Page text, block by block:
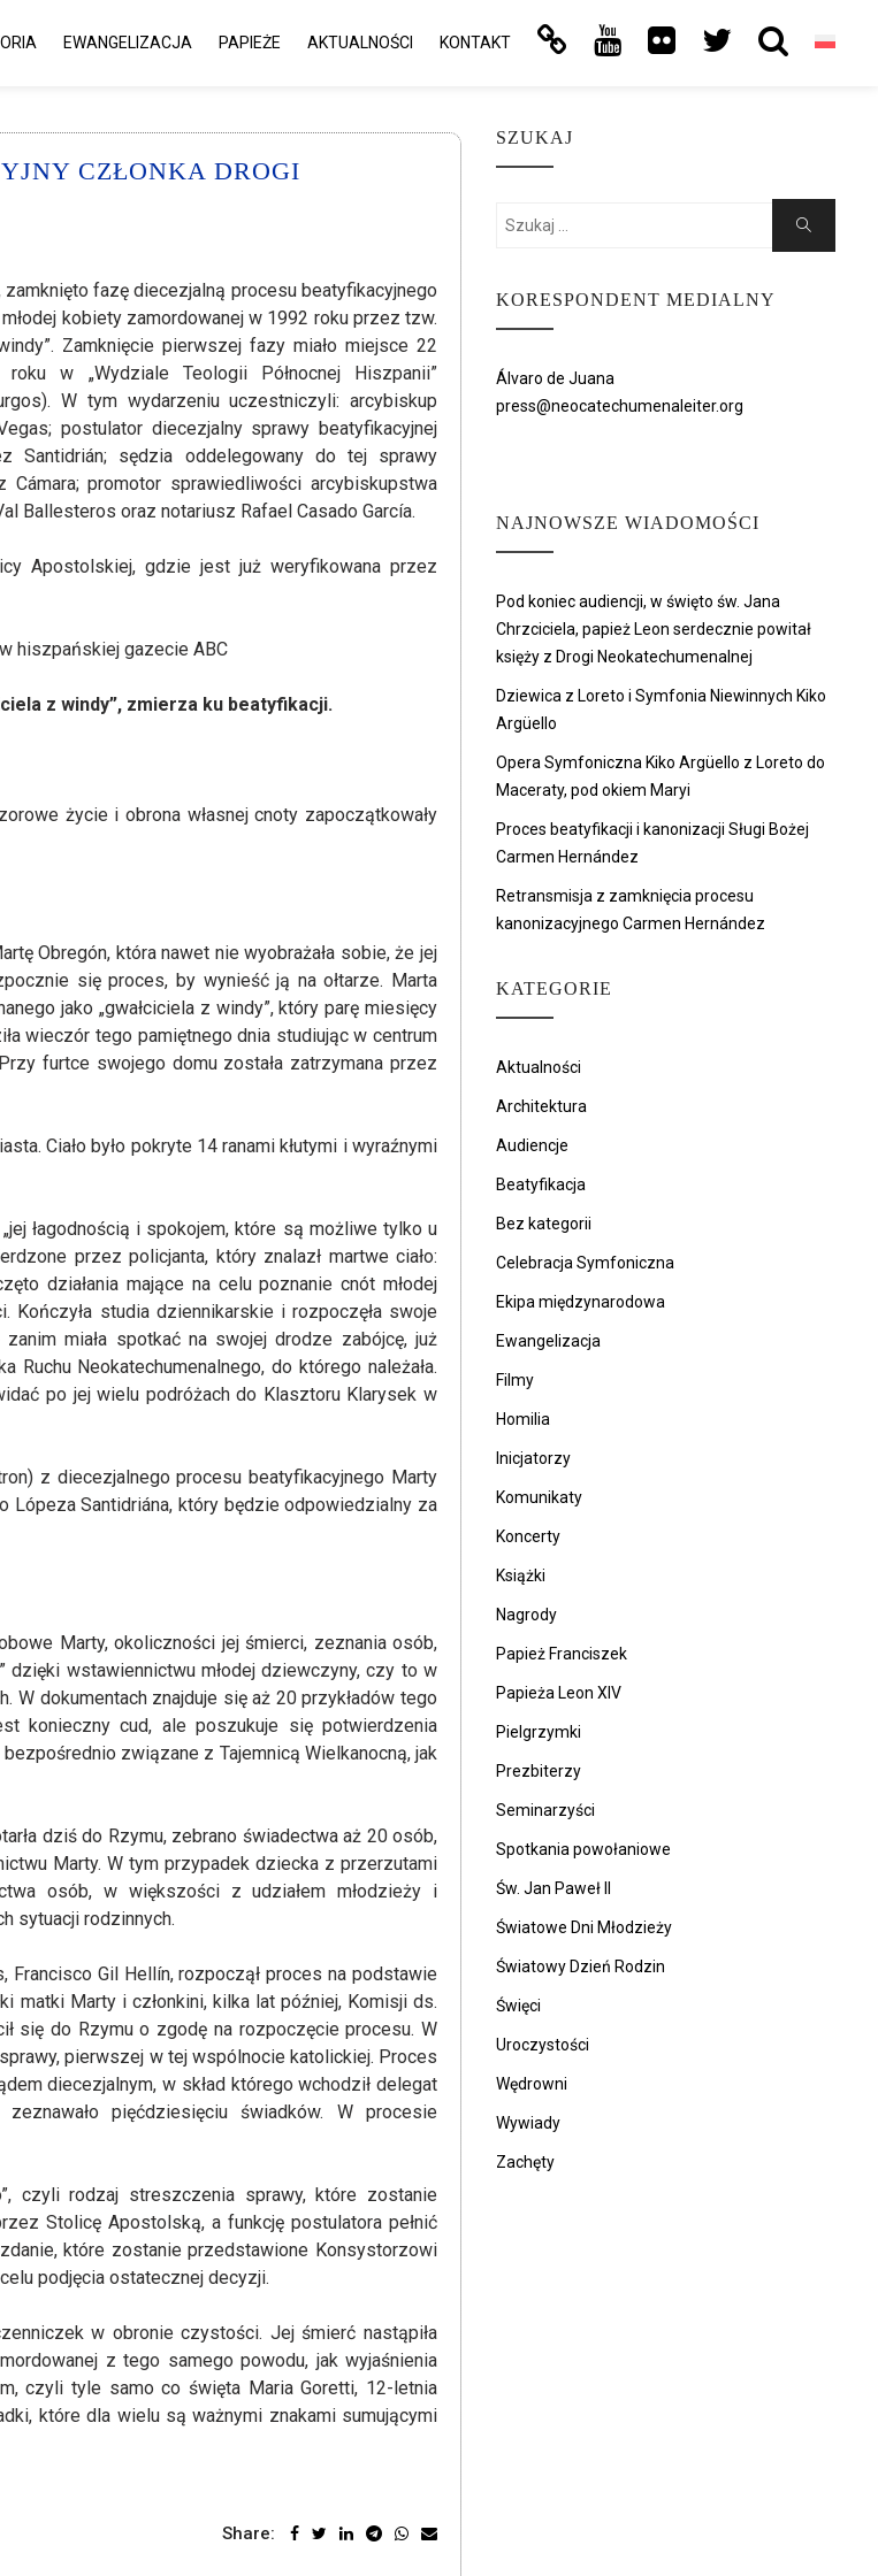
EWANGELIZACJA PAPIEŻE AKTUALNOŚCI KONTAKT
CZŁONKA DROGI
zamknięto fazę diecezjalną procesu beatyfikacyjnego
kobiety zamordowanej w 1992 roku przez tzw.
Zamknięcie pierwszej fazy miało miejsce 22
w „Wydziale Teologii Północnej Hiszpanii”
W tym wydarzeniu uczestniczyli: arcybiskup
postulator diecezjalny sprawy beatyfikacyjnej
Santidrián; sędzia oddelegowany do tej sprawy
Cámara; promotor sprawiedliwości arcybiskupstwa
Ballesteros oraz notariusz Rafael Casado García.
Apostolskiej, gdzie jest już weryfikowana przez
hiszpańskiej gazecie ABC
z windy”, zmierza ku beatyfikacji.
życie i obrona własnej cnoty zapoczątkowały
Obregón, która nawet nie wyobrażała sobie, że jej
się proces, by wynieść ją na ołtarze. Marta
jako „gwałciciela z windy”, który parę miesięcy
wieczór tego pamiętnego dnia studiując w centrum
furtce swojego domu została zatrzymana przez
Ciało było pokryte 14 ranami kłutymi i wyraźnymi
łagodnością i spokojem, które są możliwe tylko u
przez policjanta, który znalazł martwe ciało:
działania mające na celu poznanie cnót młodej
studia dziennikarskie i rozpoczęła swoje
miała spotkać na swojej drodze zabójcę, już
Neokatechumenalnego, do którego należała.
po jej wielu podróżach do Klasztoru Klarysek w
z diecezjalnego procesu beatyfikacyjnego Marty
Lópeza Santidriána, który będzie odpowiedzialny za
Marty, okoliczności jej śmierci, zeznania osób,
dzięki wstawiennictwu młodej dziewczyny, czy to w
dokumentach znajduje się aż 20 przykładów tego
konieczny cud, ale poszukuje się potwierdzenia
związane z Tajemnicą Wielkanocną, jak
dziś do Rzymu, zebrano świadectwa aż 20 osób,
Marty. W tym przypadek dziecka z przerzutami
osób, w większości z udziałem młodzieży i
sytuacji rodzinnych.
Gil Hellín, rozpoczął proces na podstawie
matki Marty i członkini, kilka lat później, Komisji ds.
się do Rzymu o zgodę na rozpoczęcie procesu. W
pierwszej w tej wspólnocie katolickiej. Proces
diecezjalnym, w skład którego wchodził delegat
pięćdziesięciu świadków. W procesie
czyli rodzaj streszczenia sprawy, które zostanie
Stolicę Apostolską, a funkcję postulatora pełnić
które zostanie przedstawione Konsystorzowi
podjęcia ostatecznej decyzji.
w obronie czystości. Jej śmierć nastąpiła
z tego samego powodu, jak wyjaśnienia
czyli tyle samo co święta Maria Goretti, 12-letnia
które dla wielu są ważnymi znakami sumującymi
Share:
SZUKAJ
Search
Search
KORESPONDENT MEDIALNY
Álvaro de Juana
press@neocatechumenaleiter.org
NAJNOWSZE WIADOMOŚCI
Pod koniec audiencji, w święto św. Jana
Chrzciciela, papież Leon serdecznie powitał
księży z Drogi Neokatechumenalnej
Dziewica z Loreto i Symfonia Niewinnych Kiko
Argüello
Opera Symfoniczna Kiko Argüello z Loreto do
Maceraty, pod okiem Maryi
Proces beatyfikacji i kanonizacji Sługi Bożej
Carmen Hernández
Retransmisja z zamknięcia procesu
kanonizacyjnego Carmen Hernández
KATEGORIE
Aktualności
Architektura
Audiencje
Beatyfikacja
Bez kategorii
Celebracja Symfoniczna
Ekipa międzynarodowa
Ewangelizacja
Filmy
Homilia
Inicjatorzy
Komunikaty
Koncerty
Książki
Nagrody
Papież Franciszek
Papieża Leon XIV
Pielgrzymki
Prezbiterzy
Seminarzyści
Spotkania powołaniowe
Św. Jan Paweł II
Światowe Dni Młodzieży
Światowy Dzień Rodzin
Święci
Uroczystości
Wędrowni
Wywiady
Zachęty